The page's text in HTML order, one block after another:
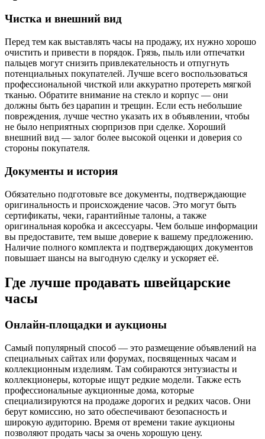
Чистка и внешний вид
Перед тем как выставлять часы на продажу, их нужно хорошо
очистить и привести в порядок. Грязь, пыль или отпечатки
пальцев могут снизить привлекательность и отпугнуть
потенциальных покупателей. Лучше всего воспользоваться
профессиональной чисткой или аккуратно протереть мягкой
тканью. Обратите внимание на стекло и корпус — они
должны быть без царапин и трещин. Если есть небольшие
повреждения, лучше честно указать их в объявлении, чтобы
не было неприятных сюрпризов при сделке. Хороший
внешний вид — залог более высокой оценки и доверия со
стороны покупателя.
Документы и история
Обязательно подготовьте все документы, подтверждающие
оригинальность и происхождение часов. Это могут быть
сертификаты, чеки, гарантийные талоны, а также
оригинальная коробка и аксессуары. Чем больше информации
вы предоставите, тем выше доверие к вашему предложению.
Наличие полного комплекта и подтверждающих документов
повышает шансы на выгодную сделку и ускоряет её.
Где лучше продавать швейцарские
часы
Онлайн-площадки и аукционы
Самый популярный способ — это размещение объявлений на
специальных сайтах или форумах, посвященных часам и
коллекционным изделиям. Там собираются энтузиасты и
коллекционеры, которые ищут редкие модели. Также есть
профессиональные аукционные дома, которые
специализируются на продаже дорогих и редких часов. Они
берут комиссию, но зато обеспечивают безопасность и
широкую аудиторию. Время от времени такие аукционы
позволяют продать часы за очень хорошую цену.